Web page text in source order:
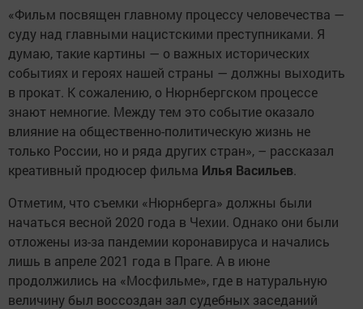
«Фильм посвящен главному процессу человечества —
суду над главными нацистскими преступниками. Я
думаю, такие картины — о важных исторических
событиях и героях нашей страны — должны выходить
в прокат. К сожалению, о Нюрнбергском процессе
знают немногие. Между тем это событие оказало
влияние на общественно-политическую жизнь не
только России, но и ряда других стран», – рассказал
креативный продюсер фильма Илья Васильев.
Отметим, что съемки «Нюрнберга» должны были
начаться весной 2020 года в Чехии. Однако они были
отложены из-за пандемии коронавируса и начались
лишь в апреле 2021 года в Праге. А в июне
продолжились на «Мосфильме», где в натуральную
величину был воссоздан зал судебных заседаний